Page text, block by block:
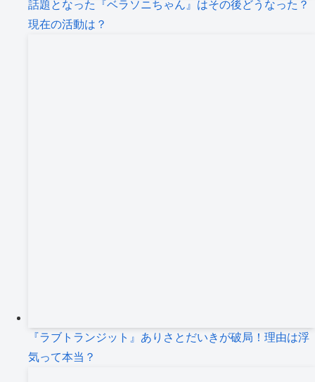
話題となった『ベラソニちゃん』はその後どうなった？
現在の活動は？
『ラブトランジット』ありさとだいきが破局！理由は浮
気って本当？